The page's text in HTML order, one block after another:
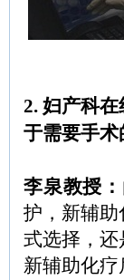
2. 妇产科
于需要手术
李泉教授：
护，新辅
式选择，
新辅助化